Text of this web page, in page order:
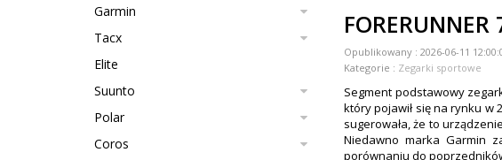
Garmin
Tacx
Elite
Suunto
Polar
Coros
Opublikowany : 2026-06-11
Kategorie : Zegarki sportowe
Segment podstawowy
który pojawił się na rynku w
sugerowała, że to
Niedawno marka Garmin
porównaniu do